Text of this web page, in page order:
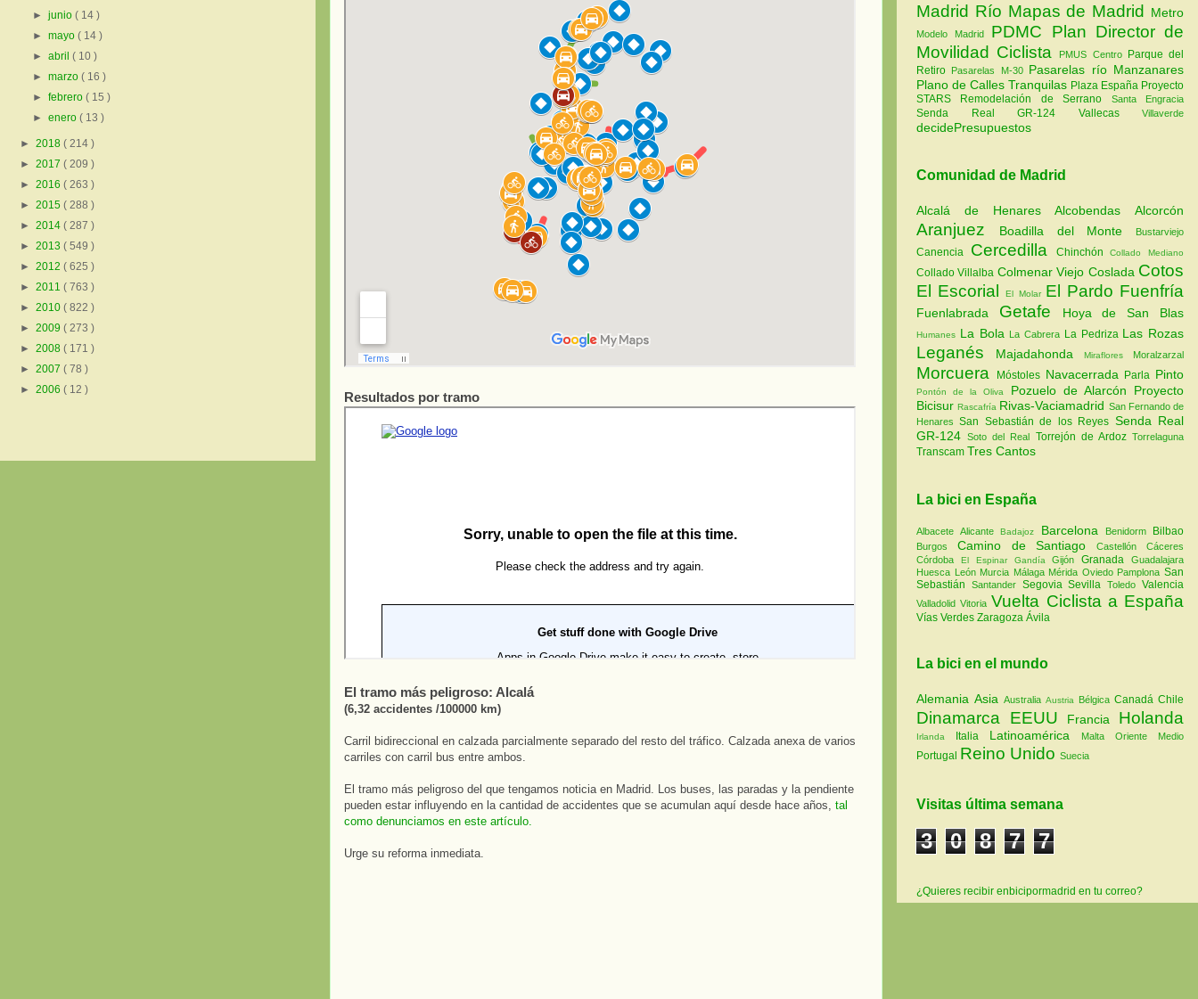
Resultados por tramo
El tramo más peligroso: Alcalá
(6,32 accidentes /100000 km)
Carril bidireccional en calzada parcialmente separado del resto del tráfico. Calzada anexa de varios
carriles con carril bus entre ambos.
El tramo más peligroso del que tengamos noticia en Madrid. Los buses, las paradas y la pendiente
pueden estar influyendo en la cantidad de accidentes que se acumulan aquí desde hace años, tal
como denunciamos en este artículo.
Urge su reforma inmediata.
►junio( 14 )
►mayo( 14 )
►abril( 10 )
►marzo( 16 )
►febrero( 15 )
►enero( 13 )
► 2018 ( 214 )
► 2017 ( 209 )
► 2016 ( 263 )
► 2015 ( 288 )
► 2014 ( 287 )
► 2013 ( 549 )
► 2012 ( 625 )
► 2011 ( 763 )
► 2010 ( 822 )
► 2009 ( 273 )
► 2008 ( 171 )
► 2007 ( 78 )
► 2006 ( 12 )
Madrid Río Mapas de Madrid Metro
Modelo Madrid PDMC Plan Director de
Movilidad Ciclista
PMUS Centro Parque del
Retiro Pasarelas M-30 Pasarelas río Manzanares
Plano de Calles Tranquilas Plaza España Proyecto
STARS Remodelación de Serrano Santa Engracia
Senda Real GR-124 Vallecas Villaverde
decidePresupuestos
Comunidad de Madrid
Alcalá de HenaresAlcobendas Alcorcón
Aranjuez Boadilla del Monte Bustarviejo
Canencia Cercedilla ChinchónCollado Mediano
Collado Villalba Colmenar Viejo Coslada Cotos
El EscorialEl Molar El Pardo Fuenfría
Fuenlabrada Getafe Hoya de San Blas
Humanes La Bola La Cabrera La Pedriza Las Rozas
Leganés Majadahonda Miraflores Moralzarzal
Morcuera Móstoles Navacerrada Parla Pinto
Pontón de la Oliva Pozuelo de Alarcón Proyecto
BicisurRascafría Rivas-Vaciamadrid San Fernando de
HenaresSan Sebastián de los Reyes Senda Real
GR-124Soto del Real Torrejón de ArdozTorrelaguna
Transcam Tres Cantos
La bici en España
AlbaceteAlicanteBadajoz Barcelona Benidorm Bilbao
Burgos Camino de SantiagoCastellónCáceres
Córdoba El Espinar GandíaGijónGranadaGuadalajara
Huesca León Murcia Málaga Mérida Oviedo PamplonaSan
Sebastián Santander SegoviaSevillaToledoValencia
ValladolidVitoria Vuelta Ciclista a España
Vías Verdes Zaragoza Ávila
La bici en el mundo
Alemania Asia Australia Austria Bélgica Canadá Chile
Dinamarca EEUU Francia Holanda
Irlanda Italia Latinoamérica Malta Oriente Medio
Portugal Reino Unido Suecia
Visitas última semana
3 0 8 7 7
¿Quieres recibir enbicipormadrid en tu correo?